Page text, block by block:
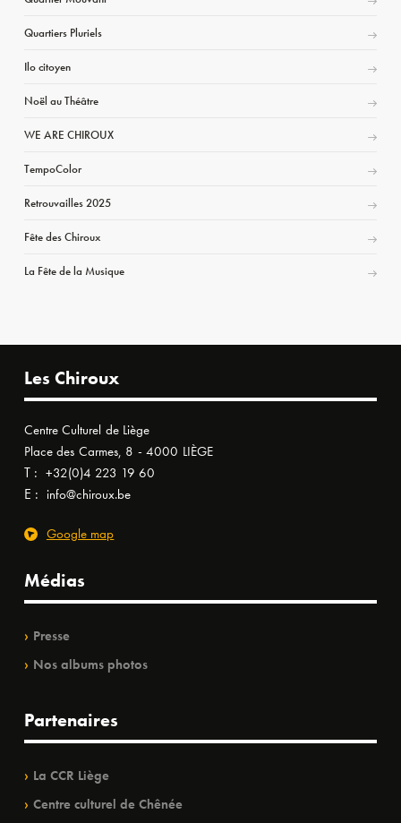
Quartiers Pluriels
Ilo citoyen
Noël au Théâtre
WE ARE CHIROUX
TempoColor
Retrouvailles 2025
Fête des Chiroux
La Fête de la Musique
Les Chiroux
Centre Culturel de Liège
Place des Carmes, 8 - 4000 LIÈGE
T : +32(0)4 223 19 60
E : info@chiroux.be
Google map
Médias
Presse
Nos albums photos
Partenaires
La CCR Liège
Centre culturel de Chênée